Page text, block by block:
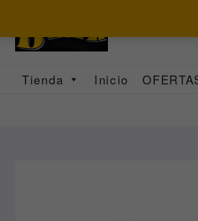
contenido
Tienda Inicio